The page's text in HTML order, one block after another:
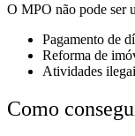
O MPO não pode ser
Pagamento de
Reforma de
Atividades
Como